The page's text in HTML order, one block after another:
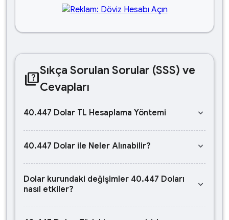
quizSıkça Sorulan Sorular (SSS) ve
Cevapları
40.447 Dolar TL Hesaplama Yöntemi keyboard_arrow_down
40.447 Dolar ile Neler Alınabilir? keyboard_arrow_down
Dolar kurundaki değişimler 40.447 Doları
nasıl etkiler?
keyboard_arrow_down